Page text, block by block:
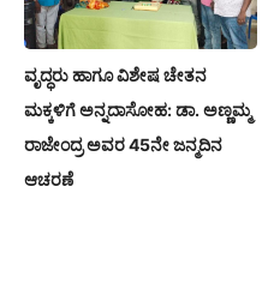
ವೃದ್ಧರು ಹಾಗೂ ವಿಶೇಷ ಚೇತನ
ಮಕ್ಕಳಿಗೆ ಅನ್ನದಾಸೋಹ: ಡಾ. ಅಣ್ಣಮ್ಮ
ರಾಜೇಂದ್ರ ಅವರ 45ನೇ ಜನ್ಮದಿನ
ಆಚರಣೆ